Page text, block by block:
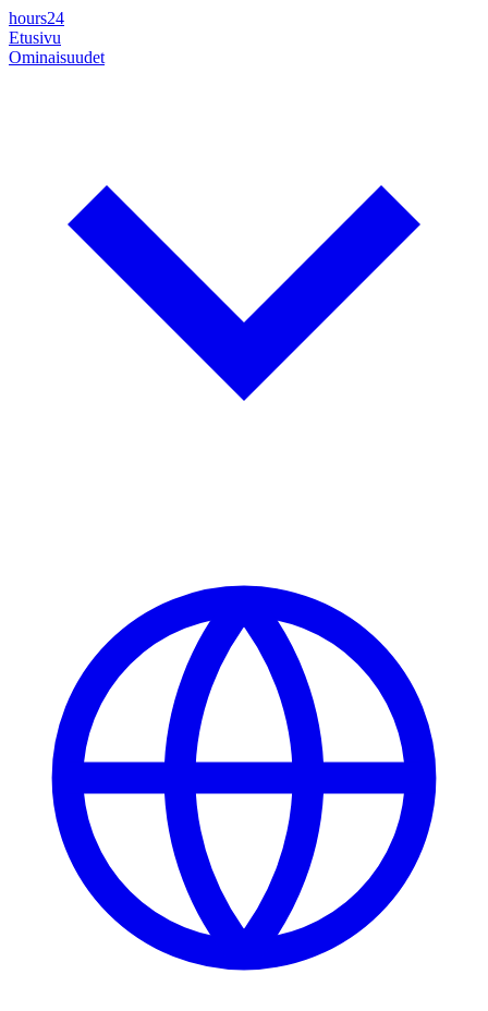
hours24
Etusivu
Ominaisuudet